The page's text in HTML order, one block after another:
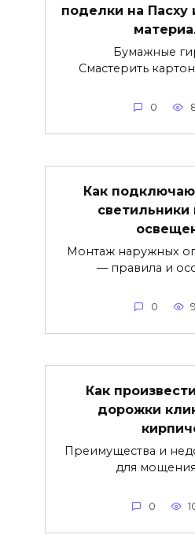
поделки на Пасху
Бумажные
Смастерить
0
Как
светильники
Монтаж наружных
— правила и
0
Как
дорожки
Преимущества и
для
0